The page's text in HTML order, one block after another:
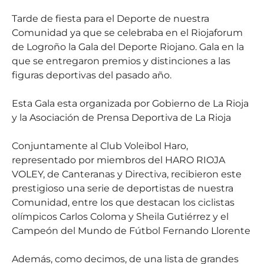
Tarde de fiesta para el Deporte de nuestra
Comunidad ya que se celebraba en el Riojaforum
de Logroño la Gala del Deporte Riojano. Gala en la
que se entregaron premios y distinciones a las
figuras deportivas del pasado año.
Esta Gala esta organizada por Gobierno de La Rioja
y la Asociación de Prensa Deportiva de La Rioja
Conjuntamente al Club Voleibol Haro,
representado por miembros del HARO RIOJA
VOLEY, de Canteranas y Directiva, recibieron este
prestigioso una serie de deportistas de nuestra
Comunidad, entre los que destacan los ciclistas
olímpicos Carlos Coloma y Sheila Gutiérrez y el
Campeón del Mundo de Fútbol Fernando Llorente
Además, como decimos, de una lista de grandes